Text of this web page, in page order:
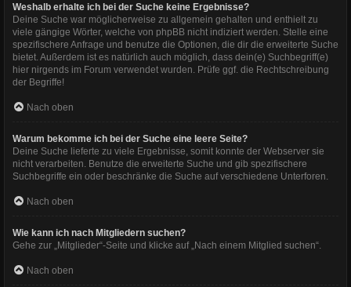
Weshalb erhalte ich bei der Suche keine Ergebnisse?
Deine Suche war möglicherweise zu allgemein gehalten und enthielt zu
viele gängige Wörter, welche von phpBB nicht indiziert werden. Stelle eine
spezifischere Anfrage und benutze die Optionen, die dir die erweiterte Suche
bietet. Außerdem ist es natürlich auch möglich, dass dein(e) Suchbegriff(e)
hier nirgends im Forum verwendet wurden. Prüfe ggf. die Rechtschreibung
der Begriffe!
Nach oben
Warum bekomme ich bei der Suche eine leere Seite?
Deine Suche lieferte zu viele Ergebnisse, somit konnte der Webserver sie
nicht verarbeiten. Benutze die erweiterte Suche und gib spezifischere
Suchbegriffe ein oder beschränke die Suche auf verschiedene Unterforen.
Nach oben
Wie kann ich nach Mitgliedern suchen?
Gehe zur „Mitglieder“-Seite und klicke auf „Nach einem Mitglied suchen“.
Nach oben